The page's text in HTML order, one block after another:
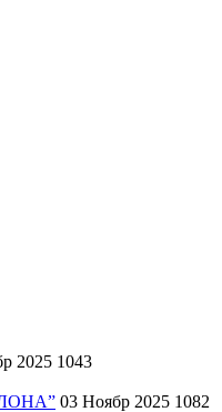
2025 1043
03 Ноябр 2025 1082